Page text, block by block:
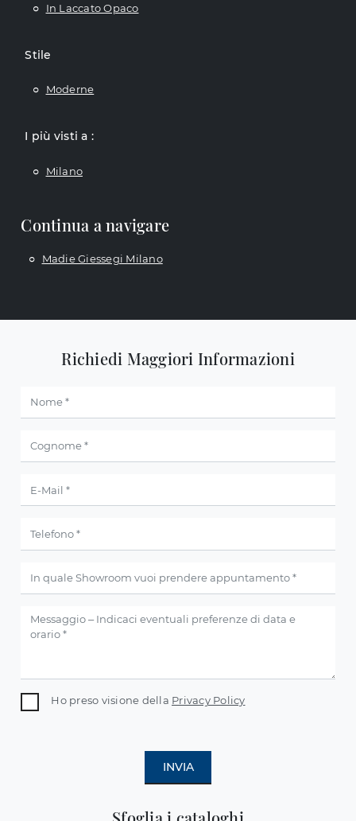
In Laccato Opaco
Stile
Moderne
I più visti a :
Milano
Continua a navigare
Madie Giessegi Milano
Richiedi Maggiori Informazioni
Ho preso visione della Privacy Policy
INVIA